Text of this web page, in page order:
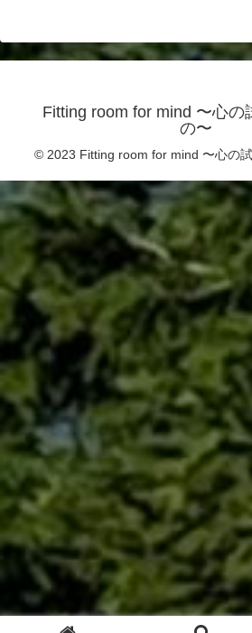
Fitting room for mind 〜心の
の〜
© 2023 Fitting room for mind 〜心の